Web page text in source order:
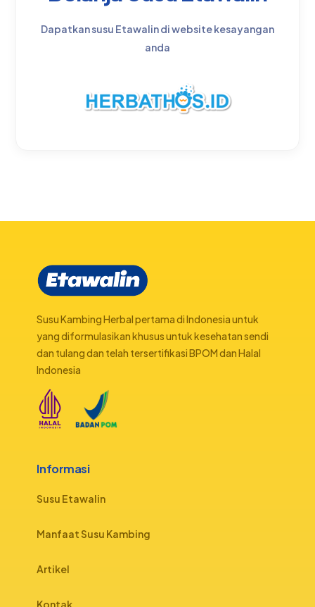
Dapatkan susu Etawalin di website kesayangan
anda
Susu Kambing Herbal pertama di Indonesia untuk
yang diformulasikan khusus untuk kesehatan sendi
dan tulang dan telah tersertifikasi BPOM dan Halal
Indonesia
Informasi
Susu Etawalin
Manfaat Susu Kambing
Artikel
Kontak